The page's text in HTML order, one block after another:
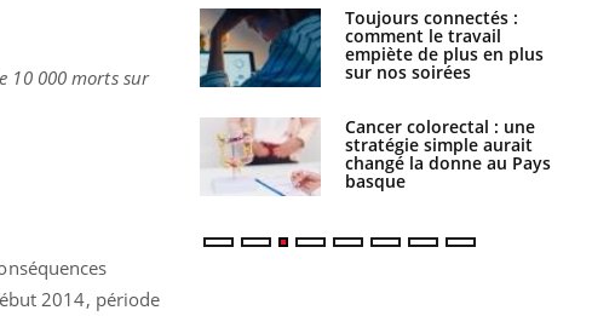
10 000 morts sur
2014, période
Toujours connectés :
comment le travail
empiète de plus en plus
sur nos soirées
Cancer colorectal : une
stratégie simple aurait
changé la donne au Pays
basque
Les médicaments GLP-1
protègent-ils aussi les os
?
Cytomégalovirus : ce qui
change dans la prise en
charge des femmes
enceintes